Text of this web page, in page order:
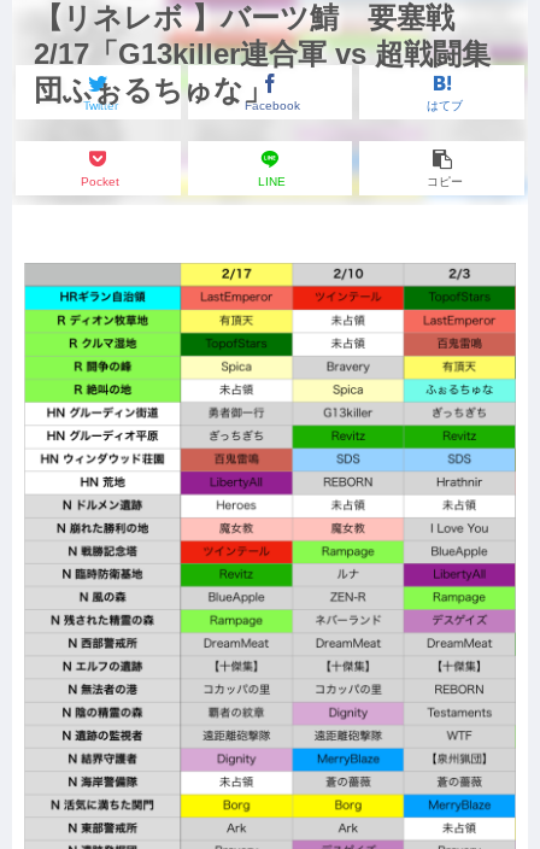
【リネレボ 】バーツ鯖 要塞戦
2/17「G13killer連合軍 vs 超戦闘集
団ふぉるちゅな」
Twitter Facebook はてブ
Pocket LINE コピー